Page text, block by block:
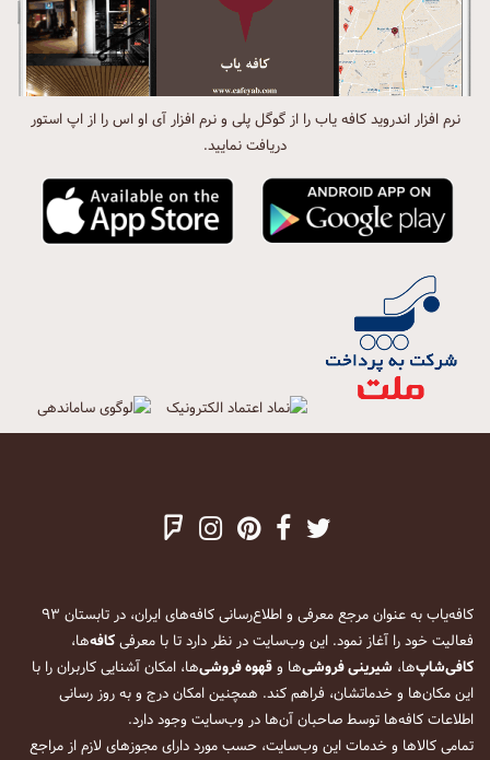
نرم افزار اندروید کافه یاب را از گوگل پلی و نرم افزار آی او اس را از اپ استور
دریافت نمایید.
کافه‌یاب به عنوان مرجع معرفی و اطلاع‌رسانی کافه‌های ایران، در تابستان ۹۳
فعالیت خود را آغاز نمود. این وب‌سایت در نظر دارد تا با معرفیکافه‌ها،
کافی‌شاپ‌ها، شیرینی فروشی‌ها وقهوه فروشی‌ها، امکان آشنایی کاربران را با
این مکان‌ها و خدماتشان، فراهم کند. همچنین امکان درج و به روز رسانی
اطلاعات کافه‌ها توسط صاحبان آن‌ها در وب‌سایت وجود دارد.
تمامی کالاها و خدمات این وب‌سایت، حسب مورد دارای مجوزهای لازم از مراجع